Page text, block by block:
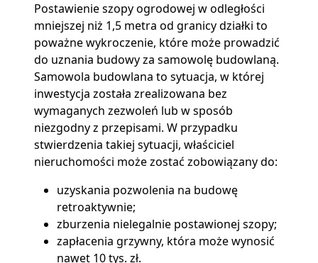
Postawienie szopy ogrodowej w odległości
mniejszej niż 1,5 metra od granicy działki to
poważne wykroczenie, które może prowadzić
do uznania budowy za samowolę budowlaną.
Samowola budowlana to sytuacja, w której
inwestycja została zrealizowana bez
wymaganych zezwoleń lub w sposób
niezgodny z przepisami. W przypadku
stwierdzenia takiej sytuacji, właściciel
nieruchomości może zostać zobowiązany do:
uzyskania pozwolenia na budowę
retroaktywnie;
zburzenia nielegalnie postawionej szopy;
zapłacenia grzywny, która może wynosić
nawet 10 tys. zł.